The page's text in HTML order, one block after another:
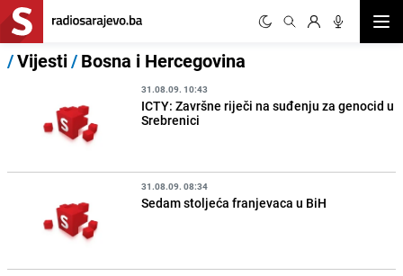
/Vijesti/Bosna i Hercegovina
31.08.09. 10:43
ICTY: Završne riječi na suđenju za genocid u
Srebrenici
31.08.09. 08:34
Sedam stoljeća franjevaca u BiH